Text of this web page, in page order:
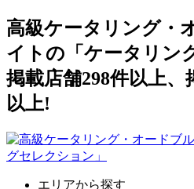
高級ケータリング・
イトの「ケータリン
掲載店舗298件以上、
以上!
エリアから探す